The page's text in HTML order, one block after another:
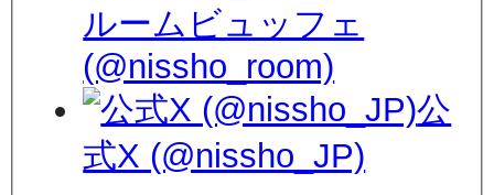
ルームビュッフェ
(@nissho_room)
公
式X (@nissho_JP)